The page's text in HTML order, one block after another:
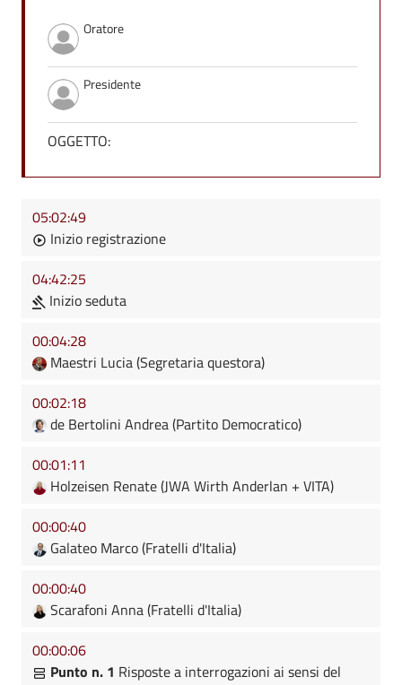
Oratore
Presidente
OGGETTO:
05:02:49
Inizio registrazione
04:42:25
Inizio seduta
00:04:28
Maestri Lucia (Segretaria questora)
00:02:18
de Bertolini Andrea (Partito Democratico)
00:01:11
Holzeisen Renate (JWA Wirth Anderlan + VITA)
00:00:40
Galateo Marco (Fratelli d'Italia)
00:00:40
Scarafoni Anna (Fratelli d'Italia)
00:00:06
Punto n. 1 Risposte a interrogazioni ai sensi del